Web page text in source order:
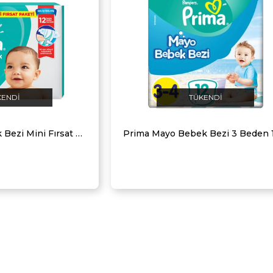
Prima Aktif Bebek Bezi Mini Fırsat Paketi 3 Beden 34 Adet
TÜKENDI